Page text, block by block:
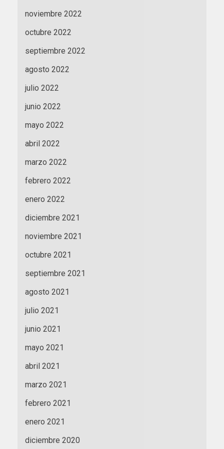
noviembre 2022
octubre 2022
septiembre 2022
agosto 2022
julio 2022
junio 2022
mayo 2022
abril 2022
marzo 2022
febrero 2022
enero 2022
diciembre 2021
noviembre 2021
octubre 2021
septiembre 2021
agosto 2021
julio 2021
junio 2021
mayo 2021
abril 2021
marzo 2021
febrero 2021
enero 2021
diciembre 2020